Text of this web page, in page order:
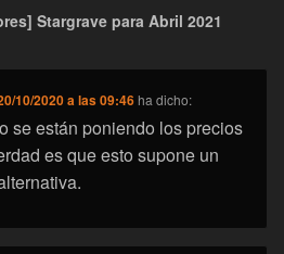
Stargrave para Abril 2021
10/2020 a las 09:46 ha dicho:
se están poniendo los precios
es que esto supone un